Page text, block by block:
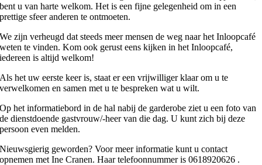
bent u van harte welkom. Het is een fijne gelegenheid om in een
prettige sfeer anderen te ontmoeten.
We zijn verheugd dat steeds meer mensen de weg naar het Inloopcafé
weten te vinden. Kom ook gerust eens kijken in het Inloopcafé,
iedereen is altijd welkom!
Als het uw eerste keer is, staat er een vrijwilliger klaar om u te
verwelkomen en samen met u te bespreken wat u wilt.
Op het informatiebord in de hal nabij de garderobe ziet u een foto van
de dienstdoende gastvrouw/-heer van die dag. U kunt zich bij deze
persoon even melden.
Nieuwsgierig geworden? Voor meer informatie kunt u contact
opnemen met Ine Cranen. Haar telefoonnummer is 0618920626 .